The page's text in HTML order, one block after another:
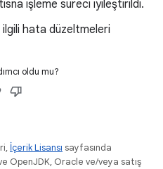
işleme süreci iyileştirildi.
hata düzeltmeleri
oldu mu?
İçerik Lisansı sayfasında
OpenJDK, Oracle ve/veya satış